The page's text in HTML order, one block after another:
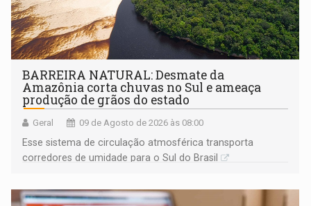
BARREIRA NATURAL: Desmate da
Amazônia corta chuvas no Sul e ameaça
produção de grãos do estado
Geral 09 de Agosto de 2026 às 08:00
Esse sistema de circulação atmosférica transporta
corredores de umidade para o Sul do Brasil